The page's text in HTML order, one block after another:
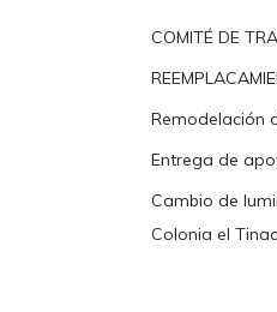
COMITÉ DE
Remodelación
Entrega de
Cambio de
Colonia el